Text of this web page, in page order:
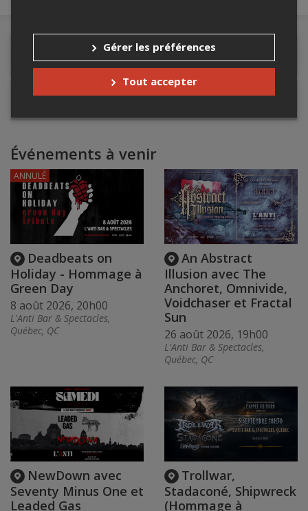
Détails de l'événement
Contacter l'organisateur
Événements à venir
Deadbeats on
Holiday - Hommage à
Green Day
8 août 2026, 20h00
L'Anti Bar & Spectacles,
Québec, QC
ANNULÉ
An Abstract
Illusion avec The
Anchoret, Omnivide,
Voidchaser et Fractal
Sun
26 août 2026, 19h00
L'Anti Bar & Spectacles,
Québec, QC
NewDown avec
Seventy Minus One et
Leaded Gas
Trollwar,
Stadaconé, Shipwreck
(Hommage à
Gérer les préférences
Tout accepter